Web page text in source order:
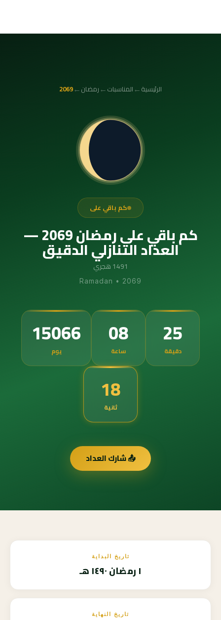
الرئيسية←المناسبات←رمضان←
2069
كم باقي على
كم باقي على رمضان 2069 —
العداد التنازلي الدقيق
1491 هجري
Ramadan • 2069
15066
يوم
08
ساعة
25
دقيقة
17
ثانية
📤 شارك العداد
تاريخ البداية
١ رمضان ١٤٩٠ هـ
تاريخ النهاية